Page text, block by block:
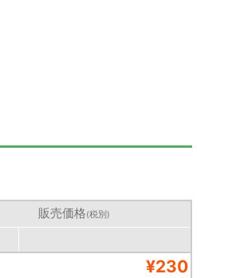
販売価格(税別)
¥230